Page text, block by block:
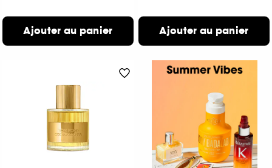
Ajouter au panier Ajouter au panier